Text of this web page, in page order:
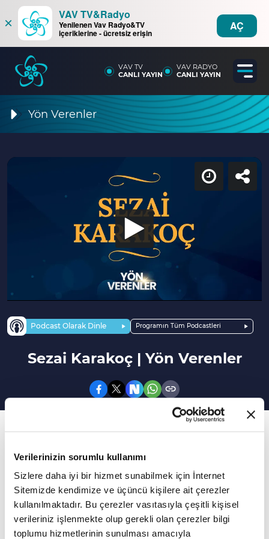
Verilerinizin sorumlu kullanımı
Sizlere daha iyi bir hizmet sunabilmek için İnternet
Sitemizde kendimize ve üçüncü kişilere ait çerezler
kullanılmaktadır. Bu çerezler vasıtasıyla çeşitli kişisel
verileriniz işlenmekte olup gerekli olan çerezler bilgi
toplumu hizmetlerinin sunulması amacıyla
×
VAV TV&Radyo
Yenilenen Vav Radyo&TV
içeriklerine - ücretsiz erişin
AÇ
VAV TV
CANLI YAYIN
VAV RADYO
CANLI YAYIN
Yön Verenler
Podcast Olarak Dinle Programın Tüm Podcastleri
Sezai Karakoç | Yön Verenler
şahsiyetlerden Sezai Karakoç'un hayatı...
Sezai Karakoç, şair, yazar ve mütefekkir olarak